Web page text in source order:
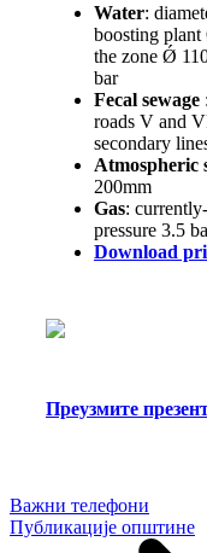
Water:
boosting
the zone Ǿ
bar
Fecal sewage
roads V and
secondary
Atmospheric
200mm
Gas:
pressure 3.5
Download
Преузмите
Важни телефони
Публикације општине